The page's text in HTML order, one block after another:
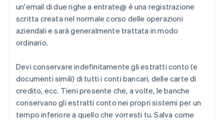
un'email di due righe a entrate@ è una registrazione
scritta creata nel normale corso delle operazioni
aziendali e sarà generalmente trattata in modo
ordinario.
Devi conservare indefinitamente gli estratti conto (e
documenti simili) di tutti i conti bancari, delle carte di
credito, ecc. Tieni presente che, a volte, le banche
conservano gli estratti conto nei propri sistemi per un
tempo inferiore a quello che vorresti tu. Salva come